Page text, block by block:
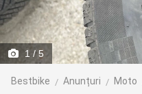
1 / 5
Bestbike Anunțuri Moto